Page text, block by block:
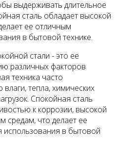
выдерживать длительное
сталь обладает высокой
ее отличным
в бытовой технике.
стали - это ее
различных факторов
техника часто
тепла, химических
Спокойная сталь
к коррозии, высокой
средам, что делает ее
в бытовой